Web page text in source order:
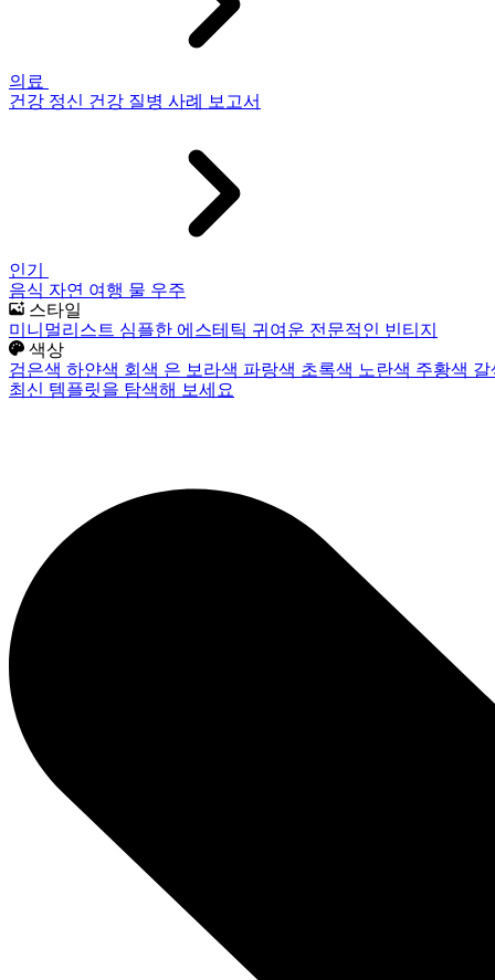
의료
건강 정신 건강 질병 사례 보고서
인기
음식 자연 여행 물 우주
스타일
미니멀리스트 심플한 에스테틱 귀여운 전문적인 빈티지
색상
검은색 하얀색 회색 은 보라색 파랑색 초록색 노란색 주황색
최신 템플릿을 탐색해 보세요